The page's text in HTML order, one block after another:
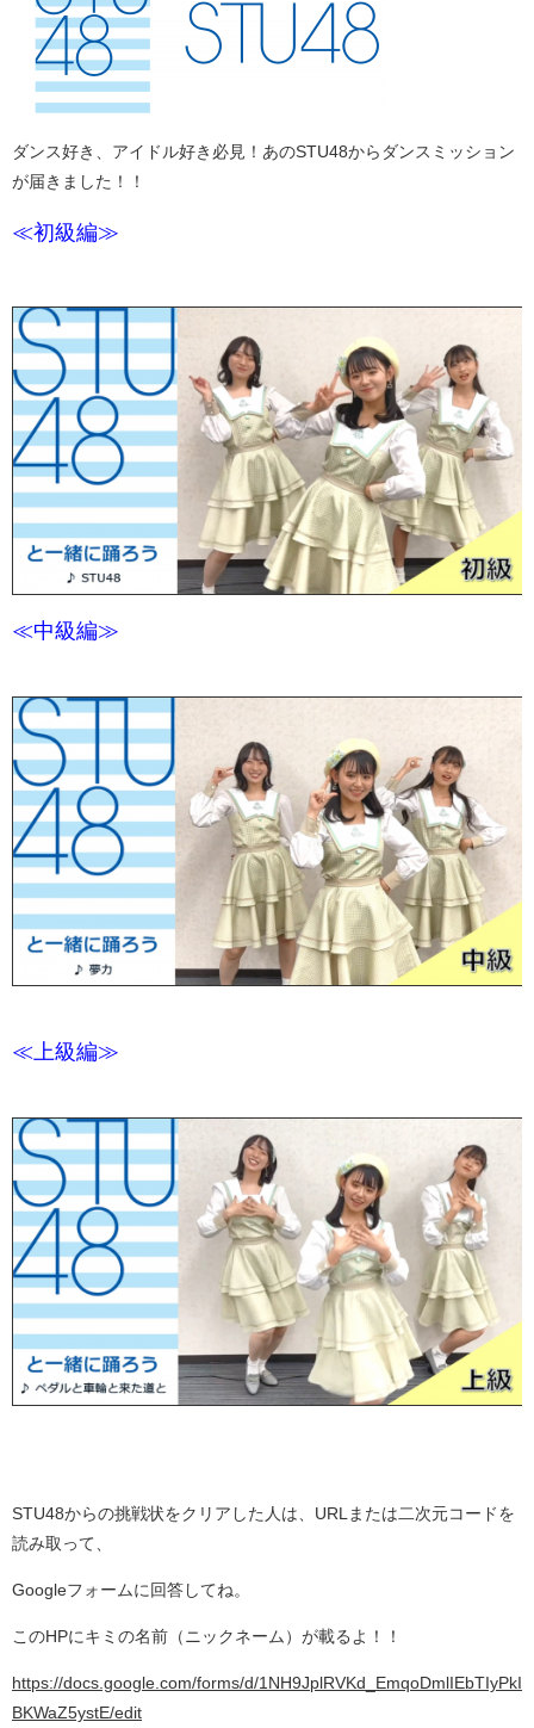
ダンス好き、アイドル好き必見！あのSTU48からダンスミッション
が届きました！！
≪初級編≫
≪中級編≫
≪上級編≫
STU48からの挑戦状をクリアした人は、URLまたは二次元コードを
読み取って、
Googleフォームに回答してね。
このHPにキミの名前（ニックネーム）が載るよ！！
https://docs.google.com/forms/d/
BKWaZ5ystE/edit